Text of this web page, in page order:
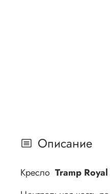
Описание
Кресло Tramp